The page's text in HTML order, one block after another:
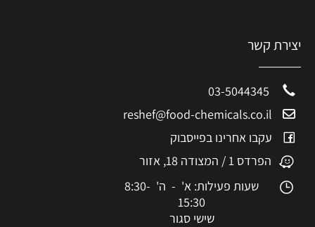
יצירת קשר
reshef@food-chemicals.co.il
עקבו אחרינו בפייסבוק
הפרדס 1 / המצודה 18, אזור
שעות פעילות: א' - ה' 8:30-
15:30
שישי סגור